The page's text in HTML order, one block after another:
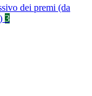
dei premi (da
3